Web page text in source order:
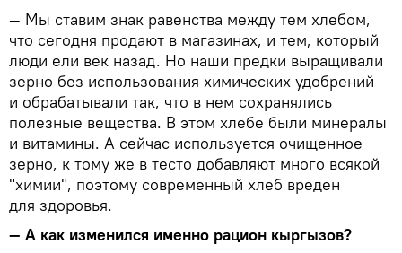
— Мы ставим знак равенства между тем хлебом,
что сегодня продают в магазинах, и тем, который
люди ели век назад. Но наши предки выращивали
зерно без использования химических удобрений
и обрабатывали так, что в нем сохранялись
полезные вещества. В этом хлебе были минералы
и витамины. А сейчас используется очищенное
зерно, к тому же в тесто добавляют много всякой
"химии", поэтому современный хлеб вреден
для здоровья.
— А как изменился именно рацион кыргызов?